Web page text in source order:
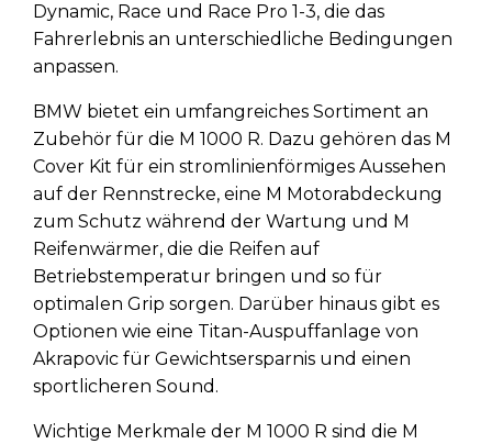
Dynamic, Race und Race Pro 1-3, die das
Fahrerlebnis an unterschiedliche Bedingungen
anpassen.
BMW bietet ein umfangreiches Sortiment an
Zubehör für die M 1000 R. Dazu gehören das M
Cover Kit für ein stromlinienförmiges Aussehen
auf der Rennstrecke, eine M Motorabdeckung
zum Schutz während der Wartung und M
Reifenwärmer, die die Reifen auf
Betriebstemperatur bringen und so für
optimalen Grip sorgen. Darüber hinaus gibt es
Optionen wie eine Titan-Auspuffanlage von
Akrapovic für Gewichtsersparnis und einen
sportlicheren Sound.
Wichtige Merkmale der M 1000 R sind die M